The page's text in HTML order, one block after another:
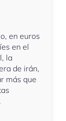
en euros
en el
la
de irán,
más que